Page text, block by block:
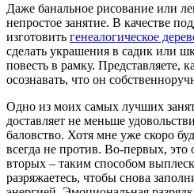
Даже банальное рисование или
непростое занятие. В качестве
изготовить генеалогическое
сделать украшения в садик или
повесть в рамку. Представляете,
осознавать, что он
Одно из моих самых лучших
доставляет не меньше
баловство. Хотя мне уже скоро
всегда не против. Во-первых, это
вторых – таким способом
разряжаетесь, чтобы снова